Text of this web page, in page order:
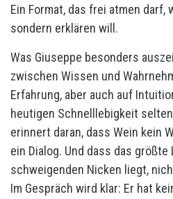
Ein Format, das frei atmen
sondern erklären will.
Was Giuseppe besonders
zwischen Wissen und
Erfahrung, aber auch auf
heutigen Schnelllebigkeit
erinnert daran, dass Wein kein
ein Dialog. Und dass das größte
schweigenden Nicken liegt,
Im Gespräch wird klar: Er hat